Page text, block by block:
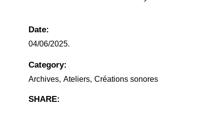
Date:
04/06/2025.
Category:
Archives Ateliers Créations sonores
SHARE: